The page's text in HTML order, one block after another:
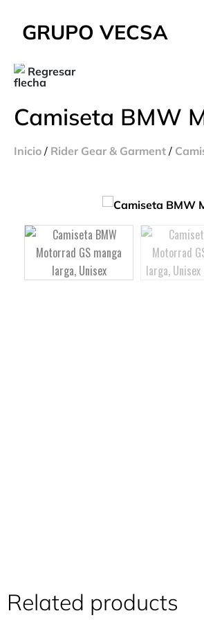
GRUPO VECSA
Regresar
Camiseta BMW
Inicio / Rider Gear & Garment /
Related products